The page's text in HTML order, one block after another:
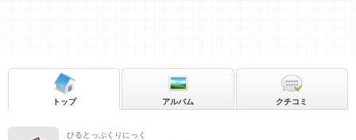
ひるとっぷくりにっく
トップ アルバム クチコミ